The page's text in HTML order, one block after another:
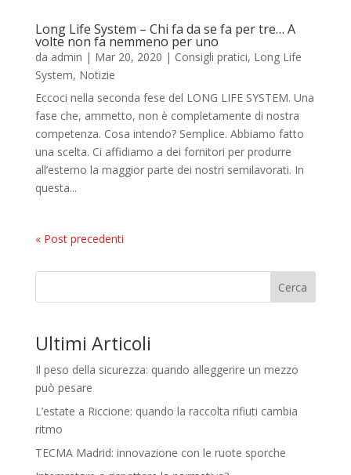
Long Life System – Chi fa da se fa per tre… A
volte non fa nemmeno per uno
da admin | Mar 20, 2020 | Consigli pratici, Long Life
System, Notizie
Eccoci nella seconda fese del LONG LIFE SYSTEM. Una
fase che, ammetto, non è completamente di nostra
competenza. Cosa intendo? Semplice. Abbiamo fatto
una scelta. Ci affidiamo a dei fornitori per produrre
all’esterno la maggior parte dei nostri semilavorati. In
questa...
« Post precedenti
Cerca
Ultimi Articoli
Il peso della sicurezza: quando alleggerire un mezzo
può pesare
L’estate a Riccione: quando la raccolta rifiuti cambia
ritmo
TECMA Madrid: innovazione con le ruote sporche